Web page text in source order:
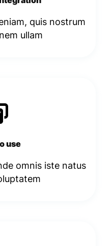
quis nostrum
ullam
use
omnis iste natus